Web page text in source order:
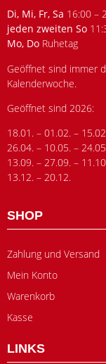
Di, Mi, Fr, Sa 16:00 –
jeden zweiten So
Mo, Do Ruhetag
Geöffnet sind immer
Kalenderwoche.
Geöffnet sind 2026:
18.01. – 01.02. –
26.04. – 10.05. –
13.09. – 27.09. –
13.12. – 20.12.
SHOP
Zahlung und Versand
Mein Konto
Warenkorb
Kasse
LINKS